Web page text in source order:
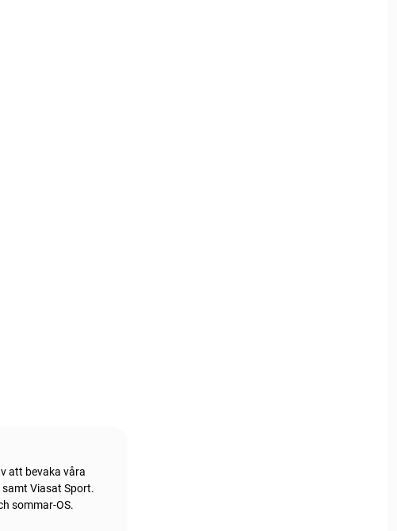
att bevaka våra
Viasat Sport.
sommar-OS.